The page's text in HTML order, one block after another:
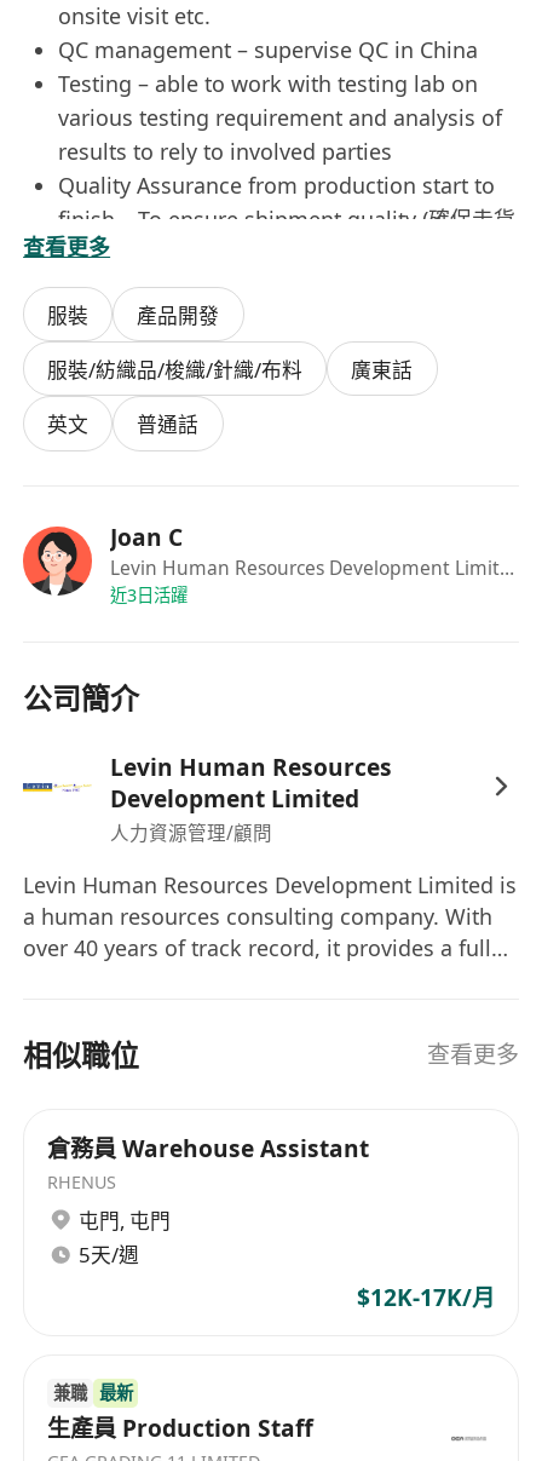
onsite visit etc.
QC management – supervise QC in China
Testing – able to work with testing lab on
various testing requirement and analysis of
results to rely to involved parties
Quality Assurance from production start to
finish – To ensure shipment quality (確保走貨
質量)
Audit & compliance: Handle factory audits
and compliance
Travel: Irregular travel between HK and
Mainland China required
Has relevant industry Factory management
experience before can be an advantage
查看更多
服裝
產品開發
服裝/紡織品/梭織/針織/布料
廣東話
英文
普通話
Joan C
Levin Human Resources Development Limited
近3日活躍
公司簡介
Levin Human Resources
Development Limited
人力資源管理/顧問
Levin Human Resources Development Limited is
a human resources consulting company. With
over 40 years of track record, it provides a full
covers Greater China, Asia, Europe, and
America. 絡風人力資源發展有限公司是人力資源諮
憑藉超過 40 年的卓越表現，本行現已成為全方位的
人才搜尋方案夥伴，並獲大中華地區、亞洲、歐洲
相似職位 查看更多
倉務員 Warehouse Assistant
RHENUS
屯門, 屯門
5天/週
$12K-17K/月
兼職 最新
生產員 Production Staff